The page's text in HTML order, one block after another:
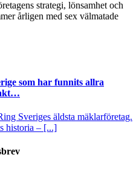
strategi, lönsamhet och
årligen med sex välmatade
som har funnits allra
Sveriges äldsta mäklarföretag.
historia – [...]